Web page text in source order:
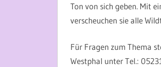
Ton von sich geben. Mit
verscheuchen sie alle
Für Fragen zum Thema
Westphal unter Tel.: